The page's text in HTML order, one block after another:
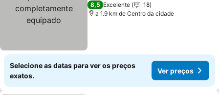
8,5 Excelente
18
a 1.9 km de Centro da cidade
Selecione as datas para ver os preços
exatos.
Ver preços